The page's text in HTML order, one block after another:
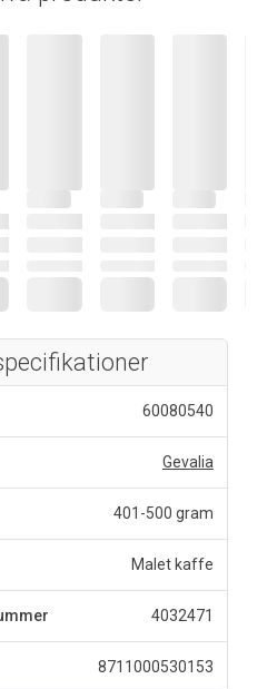
60080540
Gevalia
401-500 gram
Malet kaffe
4032471
8711000530153